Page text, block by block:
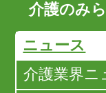
介護のみ
ニュース
介護業界ニ